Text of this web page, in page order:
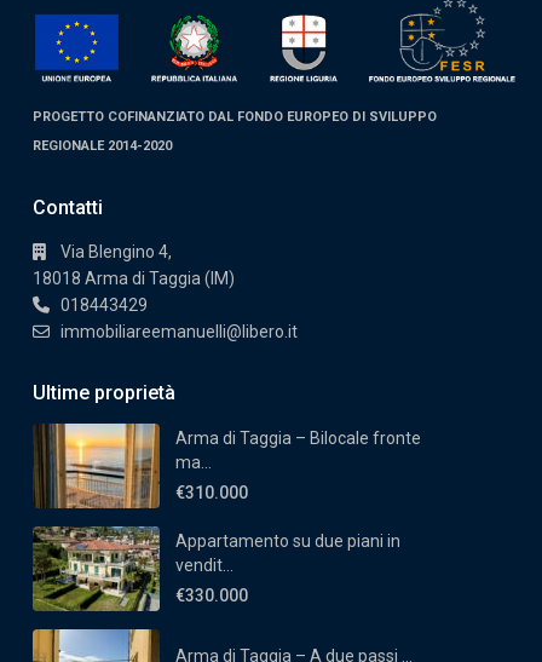
PROGETTO COFINANZIATO DAL FONDO EUROPEO DI SVILUPPO
REGIONALE 2014-2020
Contatti
Via Blengino 4,
18018 Arma di Taggia (IM)
018443429
immobiliareemanuelli@libero.it
Ultime proprietà
Arma di Taggia – Bilocale fronte
ma...
€310.000
Appartamento su due piani in
vendit...
€330.000
Arma di Taggia – A due passi ...